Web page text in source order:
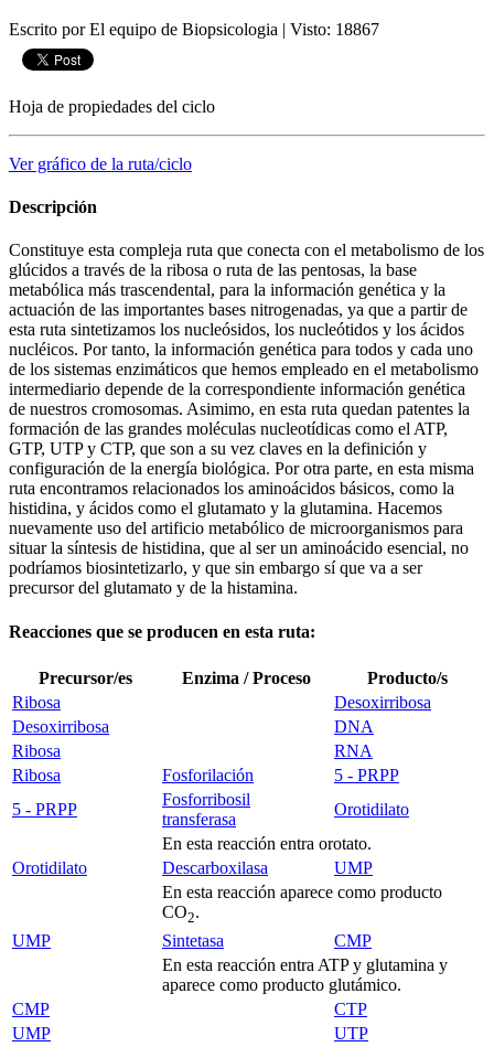
Escrito por El equipo de Biopsicologia | Visto: 18867
Hoja de propiedades del ciclo
Ver gráfico de la ruta/ciclo
Descripción
Constituye esta compleja ruta que conecta con el metabolismo de los
glúcidos a través de la ribosa o ruta de las pentosas, la base
metabólica más trascendental, para la información genética y la
actuación de las importantes bases nitrogenadas, ya que a partir de
esta ruta sintetizamos los nucleósidos, los nucleótidos y los ácidos
nucléicos. Por tanto, la información genética para todos y cada uno
de los sistemas enzimáticos que hemos empleado en el metabolismo
intermediario depende de la correspondiente información genética
de nuestros cromosomas. Asimimo, en esta ruta quedan patentes la
formación de las grandes moléculas nucleotídicas como el ATP,
GTP, UTP y CTP, que son a su vez claves en la definición y
configuración de la energía biológica. Por otra parte, en esta misma
ruta encontramos relacionados los aminoácidos básicos, como la
histidina, y ácidos como el glutamato y la glutamina. Hacemos
nuevamente uso del artificio metabólico de microorganismos para
situar la síntesis de histidina, que al ser un aminoácido esencial, no
podríamos biosintetizarlo, y que sin embargo sí que va a ser
precursor del glutamato y de la histamina.
Reacciones que se producen en esta ruta:
Precursor/es Enzima / Proceso
Producto/s
Ribosa
Desoxirribosa
Desoxirribosa
DNA
Ribosa
RNA
Ribosa
Fosforilación
5 - PRPP
5 - PRPP
Fosforribosil
transferasa
Orotidilato
En esta reacción entra orotato.
Orotidilato
Descarboxilasa
UMP
En esta reacción aparece como producto
CO2.
UMP
Sintetasa
CMP
En esta reacción entra ATP y glutamina y
aparece como producto glutámico.
CMP
CTP
UMP
UTP